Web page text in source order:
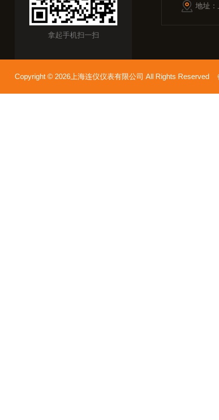
拿起手机扫一扫
地址
Copyright © 2026上海连仪仪表有限公司 All Rights Reserved